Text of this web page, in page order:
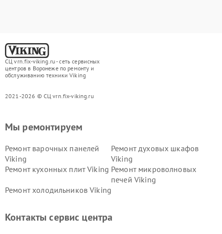
СЦ vrn.fix-viking.ru - сеть сервисных
центров в Воронеже по ремонту и
обслуживанию техники Viking
2021-2026 © СЦ vrn.fix-viking.ru
Мы ремонтируем
Ремонт варочных панелей
Viking
Ремонт духовых шкафов
Viking
Ремонт кухонных плит Viking Ремонт микроволновых
печей Viking
Ремонт холодильников Viking
Контакты сервис центра